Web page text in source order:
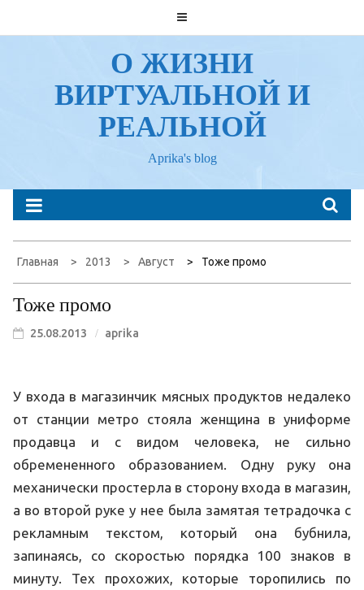
к
О ЖИЗНИ
ВИРТУАЛЬНОЙ И
РЕАЛЬНОЙ
Aprika's blog
Главная 2013 Август Тоже промо
Тоже промо
25.08.2013 aprika
У входа в магазинчик мясных продуктов недалеко
от станции метро стояла женщина в униформе
продавца и с видом человека, не сильно
обремененного образованием. Одну руку она
механически простерла в сторону входа в магазин,
а во второй руке у нее была замятая тетрадочка с
рекламным текстом, который она бубнила,
запинаясь, со скоростью порядка 100 знаков в
минуту. Тех прохожих, которые торопились по